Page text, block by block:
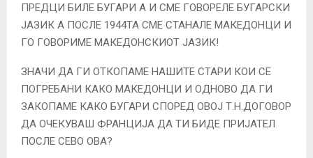
ПРЕДЦИ БИЛЕ БУГАРИ А И СМЕ ГОВОРЕЛЕ БУГАРСКИ
ЈАЗИК А ПОСЛЕ 1944ТА СМЕ СТАНАЛЕ МАКЕДОНЦИ И
ГО ГОВОРИМЕ МАКЕДОНСКИОТ ЈАЗИК!
ЗНАЧИ ДА ГИ ОТКОПАМЕ НАШИТЕ СТАРИ КОИ СЕ
ПОГРЕБАНИ КАКО МАКЕДОНЦИ И ОДНОВО ДА ГИ
ЗАКОПАМЕ КАКО БУГАРИ СПОРЕД ОВОЈ Т.Н.ДОГОВОР
ДА ОЧЕКУВАШ ФРАНЦИЈА ДА ТИ БИДЕ ПРИЈАТЕЛ
ПОСЛЕ СЕВО ОВА?